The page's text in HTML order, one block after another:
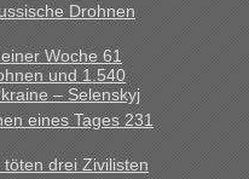
los gegen 5 Uhr in der
super bis zur Grenze. Nur
• Re: An welchem
und der Ukraine
Drohnen
Woche 61
und 1.540
– Selenskyj
eines Tages 231
drei Zivilisten